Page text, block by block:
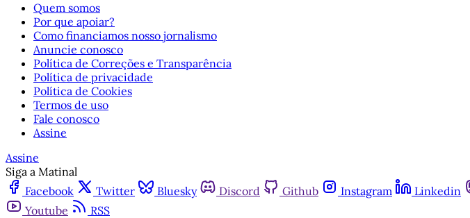
Quem somos
Por que apoiar?
Como financiamos nosso jornalismo
Anuncie conosco
Política de Correções e Transparência
Política de privacidade
Política de Cookies
Termos de uso
Fale conosco
Assine
Assine
Siga a Matinal
Facebook
Twitter Bluesky Discord Github Instagram Linkedin
Youtube
RSS